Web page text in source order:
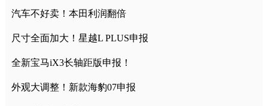
汽车不好卖！本田利润翻倍
尺寸全面加大！星越L PLUS申报
全新宝马iX3长轴距版申报！
外观大调整！新款海豹07申报